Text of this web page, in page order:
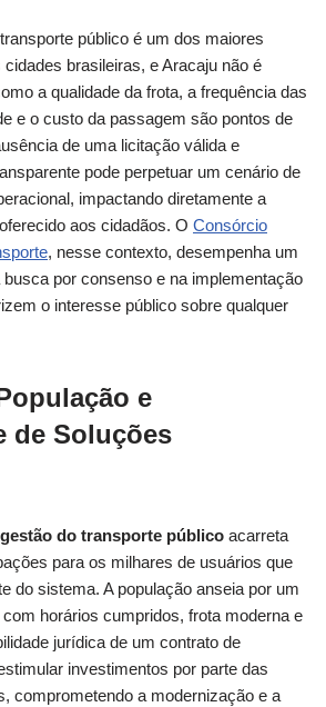
público é um dos maiores
brasileiras, e Aracaju não é
a qualidade da frota, a frequência das
e o custo da passagem são pontos de
de uma licitação válida e
pode perpetuar um cenário de
impactando diretamente a
aos cidadãos. O Consórcio
, nesse contexto, desempenha um
busca por consenso e na implementação
o interesse público sobre qualquer
e
de Soluções
gestão do transporte público acarreta
para os milhares de usuários que
do sistema. A população anseia por um
horários cumpridos, frota moderna e
jurídica de um contrato de
investimentos por parte das
comprometendo a modernização e a